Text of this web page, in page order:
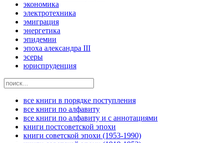
экономика
электротехника
эмиграция
энергетика
эпидемии
эпоха александра III
эсеры
юриспруденция
все книги в порядке поступления
все книги по алфавиту
все книги по алфавиту и с аннотациями
книги постсоветской эпохи
книги советской эпохи (1953-1990)